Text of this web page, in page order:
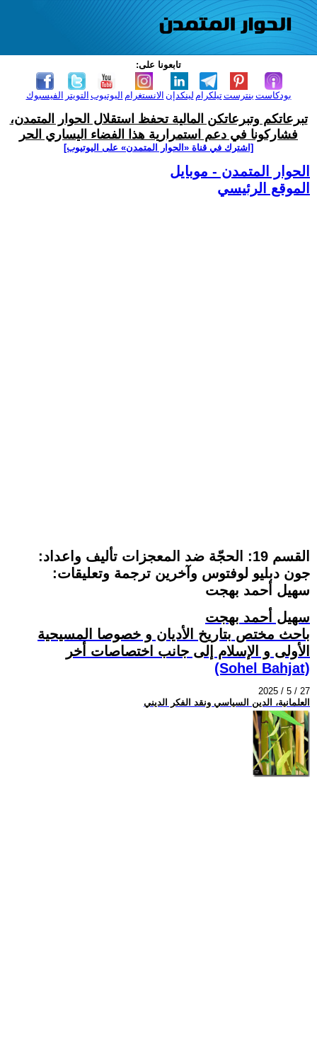
تابعونا على:
الفيسبوك التويتر اليوتيوب الانستغرام لينكدإن تيلكرامبنترست بودكاست
تبرعاتكم وتبرعاتكن المالية تحفظ استقلال الحوار المتمدن،
فشاركونا في دعم استمرارية هذا الفضاء اليساري الحر
[اشترك في قناة ‫«الحوار المتمدن» على اليوتيوب]
الحوار المتمدن - موبايل
الموقع الرئيسي
القسم 19: الحجّة ضد المعجزات تأليف واعداد:
جون دبليو لوفتوس وآخرين ترجمة وتعليقات:
سهيل أحمد بهجت
سهيل أحمد بهجت
باحث مختص بتاريخ الأديان و خصوصا المسيحية
الأولى و الإسلام إلى جانب اختصاصات أخر
(Sohel Bahjat)
2025 / 5 / 27
العلمانية، الدين السياسي ونقد الفكر الديني